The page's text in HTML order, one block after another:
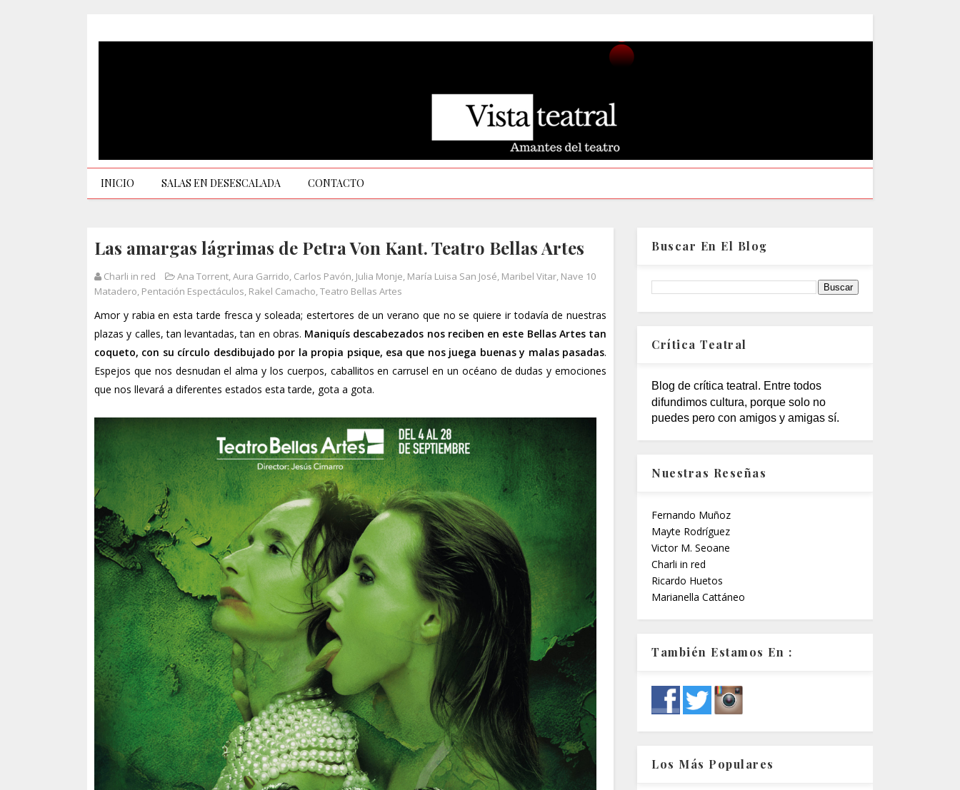
INICIO SALAS EN DESESCALADA CONTACTO
Las amargas lágrimas de Petra Von Kant. Teatro Bellas Artes
Charli in red Ana Torrent,Aura Garrido, Carlos Pavón, Julia Monje, María Luisa San José, Maribel Vitar, Nave 10
Matadero, Pentación Espectáculos, Rakel Camacho,Teatro Bellas Artes
Amor y rabia en esta tarde fresca y soleada; estertores de un verano que no se quiere ir todavía de nuestras
plazas y calles, tan levantadas, tan en obras. Maniquís descabezados nos reciben en este Bellas Artes tan
coqueto, con su círculo desdibujado por la propia psique, esa que nos juega buenas y malas pasadas.
Espejos que nos desnudan el alma y los cuerpos, caballitos en carrusel en un océano de dudas y emociones
que nos llevará a diferentes estados esta tarde, gota a gota.
Buscar En El Blog
Crítica Teatral
Blog de crítica teatral. Entre todos
difundimos cultura, porque solo no
puedes pero con amigos y amigas sí.
Nuestras Reseñas
Fernando Muñoz
Mayte Rodríguez
Victor M. Seoane
Charli in red
Ricardo Huetos
Marianella Cattáneo
También Estamos En :
Los Más Populares